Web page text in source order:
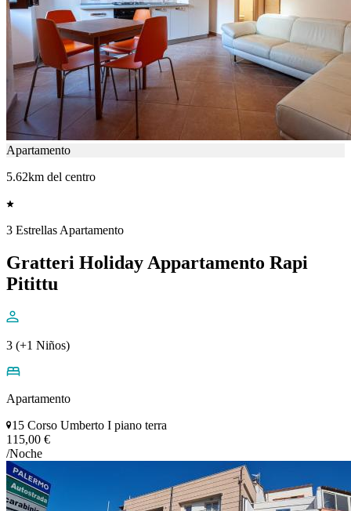
Apartamento
5.62km del centro
3 Estrellas Apartamento
Gratteri Holiday Appartamento Rapi
Pitittu
3 (+1 Niños)
Apartamento
15 Corso Umberto I piano terra
115,00 €
/Noche